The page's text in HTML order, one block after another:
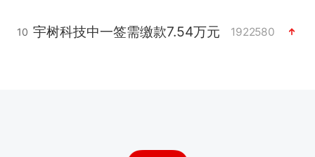
10 宇树科技中一签需缴款7.54万元 1922580